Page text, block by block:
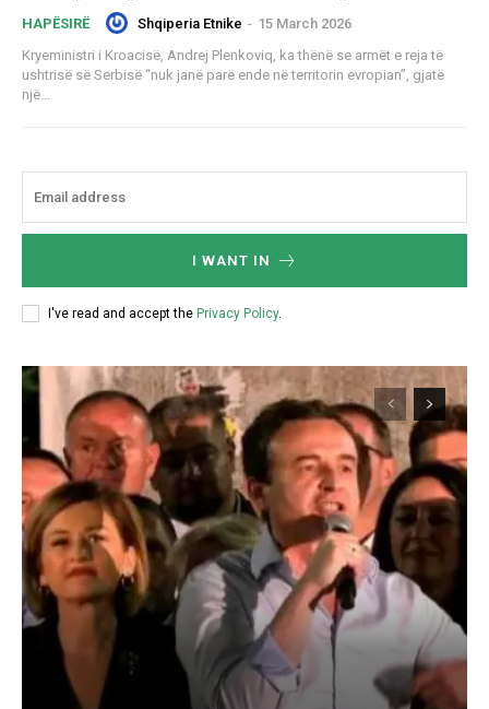
HAPËSIRË Shqiperia Etnike - 15 March 2026
Kryeministri i Kroacisë, Andrej Plenkoviq, ka thënë se armët e reja të
ushtrisë së Serbisë “nuk janë parë ende në territorin evropian”, gjatë
një...
I WANT IN
I've read and accept the Privacy Policy.